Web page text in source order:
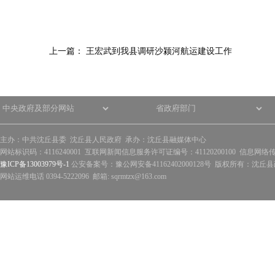
上一篇： 王宏武到我县调研沙颍河航运建设工作
主办：中共沈丘县委 沈丘县人民政府 承办：沈丘县融媒体中心
网站标识码：4116240001 互联网新闻信息服务许可证编号：41120200100 信息网络
豫ICP备13003979号-1 公安备案号：豫公网安备41162402000128号 版权所有：沈丘
网站运维电话 0394-5222096 邮箱: sqrmtzx@163.com